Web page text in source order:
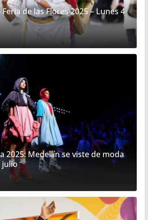
de las Flores 2025 – Lunes 4
2025: Medellín se viste de moda
julio